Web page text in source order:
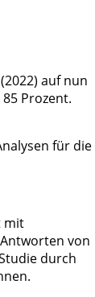
auf nun
Prozent.
für die
mit
von
durch